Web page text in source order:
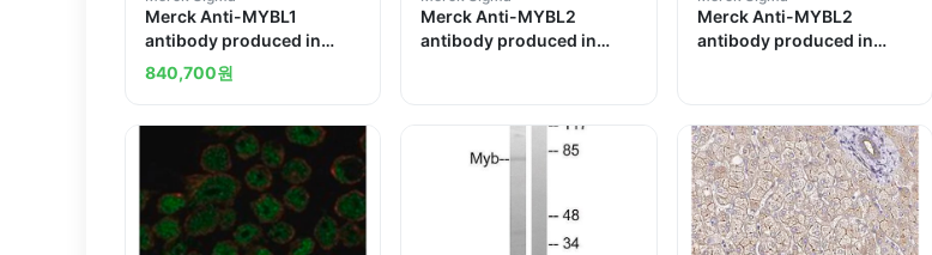
Merck Anti-MYBL1
antibody produced in
rabbit
840,700원
Merck Anti-MYBL2
antibody produced in
Merck Anti-MYBL2
antibody produced in